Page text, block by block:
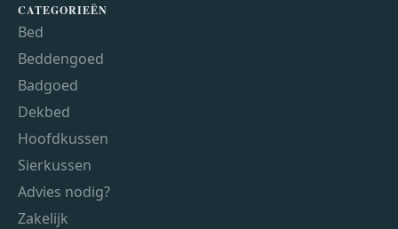
CATEGORIEËN
Bed
Beddengoed
Badgoed
Dekbed
Hoofdkussen
Sierkussen
Advies nodig?
Zakelijk